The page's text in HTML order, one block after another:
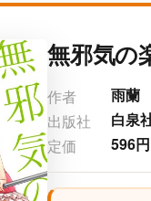
無邪気の
作者
雨蘭
出版社
白泉
定価
596円